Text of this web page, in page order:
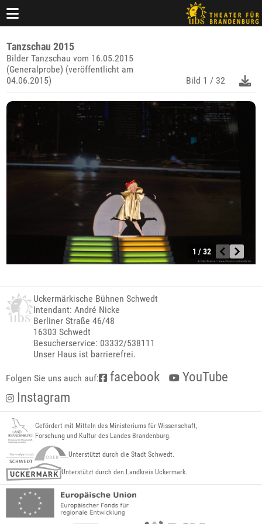
Tanzschau 2015
Bilder Tanzschau vom 16.05.2015
(Generalprobe) (veröffentlicht am
04.06.2015)
Bild 1 / 32
1 / 32
Uckermärkische Bühnen Schwedt
Intendant: André Nicke
Berliner Straße 46/48
16303 Schwedt
Besucherservice: 03332/538111
Unser Haus ist barrierefrei.
Folgen Sie uns auch auf: facebook
YouTube
Instagram
Gefördert mit Mitteln des Ministeriums für Wissenschaft,
Forschung und Kultur des Landes Brandenburg.
Unterstützt durch die Stadt Schwedt.
Unterstützt durch den Landkreis Uckermark.